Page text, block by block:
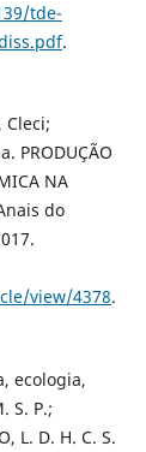
tde-
.
Cleci;
PRODUÇÃO
NA
do
view/4378.
ecologia,
S. P.;
L. D. H. C. S.